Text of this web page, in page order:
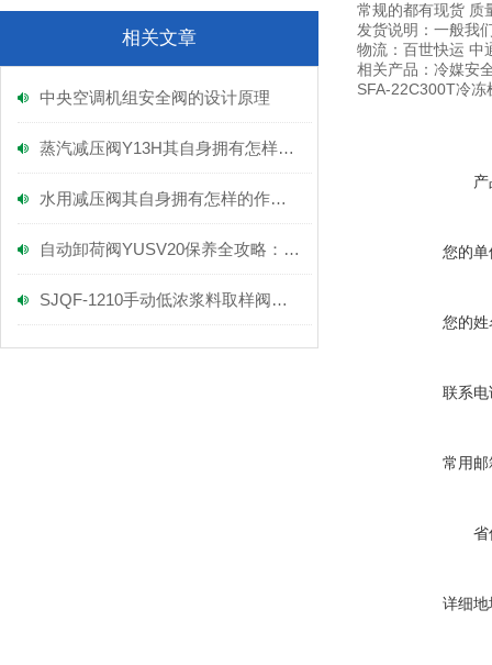
相关文章
中央空调机组安全阀的设计原理
蒸汽减压阀Y13H其自身拥有怎样的特点呢？
水用减压阀其自身拥有怎样的作用呢？
自动卸荷阀YUSV20保养全攻略：轻松几步，让设备持久“稳”发力！
SJQF-1210手动低浓浆料取样阀发福建晋江大型纸厂公司如期交货
常规的都有现货 质
发货说明：一般我
物流：百世快运 中
相关产品：冷媒安
SFA-22C300T冷
您的单
您的姓
联系电
常用邮
省
详细地